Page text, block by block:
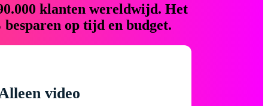
klanten wereldwijd. Het
op tijd en budget.
video